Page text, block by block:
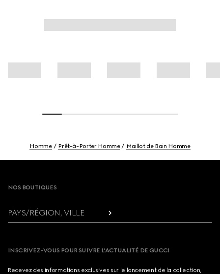
Homme Prêt-à-Porter Homme Maillot de Bain Homme
NOS BOUTIQUES
PAYS/RÉGION, VILLE
INSCRIVEZ-VOUS POUR SUIVRE L’ACTUALITÉ DE GUCCI
Recevez des informations exclusives sur le lancement de la collection,